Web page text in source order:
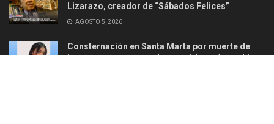
Lizarazo, creador de “Sábados Felices”
AGOSTO 5, 2026
Consternación en Santa Marta por muerte de
joven en ataque armado ocurrido en Aguachica